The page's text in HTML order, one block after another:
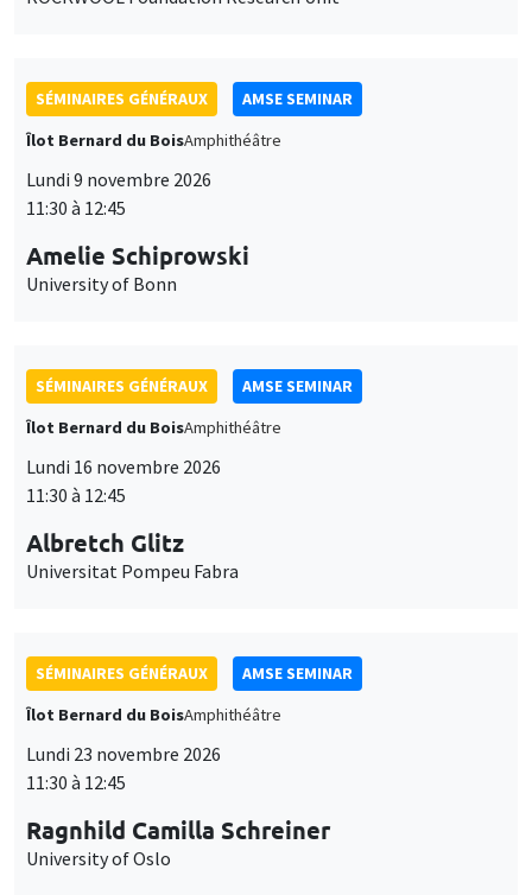
SÉMINAIRES GÉNÉRAUX
AMSE SEMINAR
Îlot Bernard du BoisAmphithéâtre
Lundi 9 novembre 2026
11:30 à 12:45
Amelie Schiprowski
University of Bonn
SÉMINAIRES GÉNÉRAUX
AMSE SEMINAR
Îlot Bernard du BoisAmphithéâtre
Lundi 16 novembre 2026
11:30 à 12:45
Albretch Glitz
Universitat Pompeu Fabra
SÉMINAIRES GÉNÉRAUX
AMSE SEMINAR
Îlot Bernard du BoisAmphithéâtre
Lundi 23 novembre 2026
11:30 à 12:45
Ragnhild Camilla Schreiner
University of Oslo